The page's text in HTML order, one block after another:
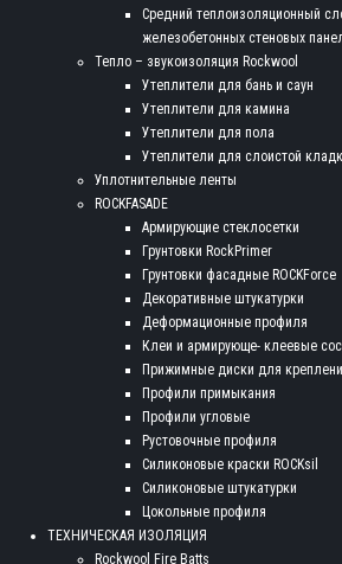
Средний теплоизоляционный
железобетонных стеновых
Тепло – звукоизоляция Rockwool
Утеплители для бань и саун
Утеплители для камина
Утеплители для пола
Утеплители для слоистой
Уплотнительные ленты
ROCKFASADE
Армирующие стеклосетки
Грунтовки RockPrimer
Грунтовки фасадные ROCKForce
Декоративные штукатурки
Деформационные профиля
Клеи и армирующе- клеевые
Прижимные диски для
Профили примыкания
Профили угловые
Рустовочные профиля
Силиконовые краски ROCKsil
Силиконовые штукатурки
Цокольные профиля
ТЕХНИЧЕСКАЯ ИЗОЛЯЦИЯ
Rockwool Fire Batts